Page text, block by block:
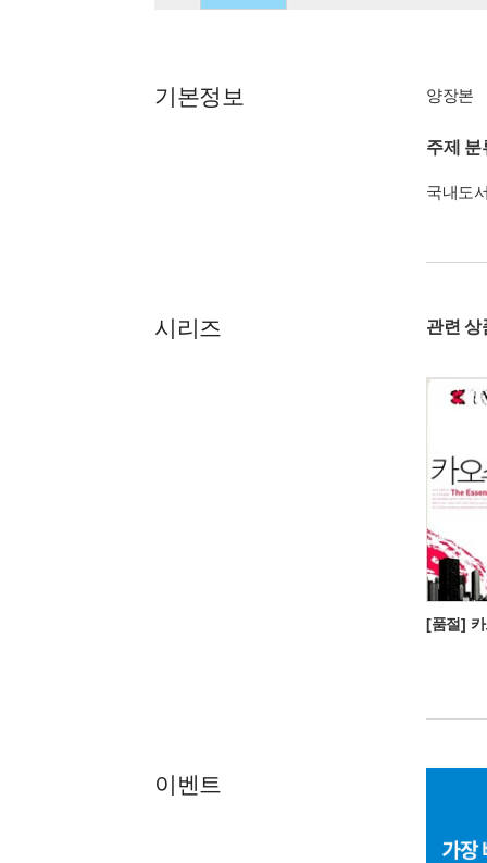
기본정보 양장본
주제 분
국내도
시리즈 관련
[품절]
이벤트